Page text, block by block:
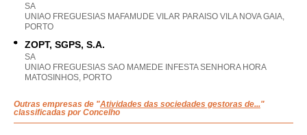
SA
UNIAO FREGUESIAS MAFAMUDE VILAR PARAISO VILA NOVA GAIA,
PORTO
ZOPT, SGPS, S.A.
SA
UNIAO FREGUESIAS SAO MAMEDE INFESTA SENHORA HORA
MATOSINHOS, PORTO
Outras empresas de "Atividades das sociedades gestoras de..."
classificadas por Concelho